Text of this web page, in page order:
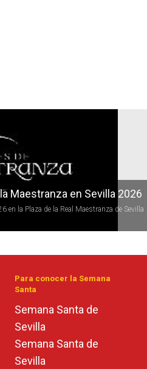
Maestranza en Sevilla 2026
en la Plaza de la Real Maestranza de Sevilla
Para conocer la Semana
Santa
Semana Santa de
Sevilla
Semana Santa de
Sevilla